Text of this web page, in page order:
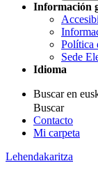
Información
Política
Sede
Idioma
Buscar en
Buscar
Contacto
Mi carpeta
Lehendakaritza